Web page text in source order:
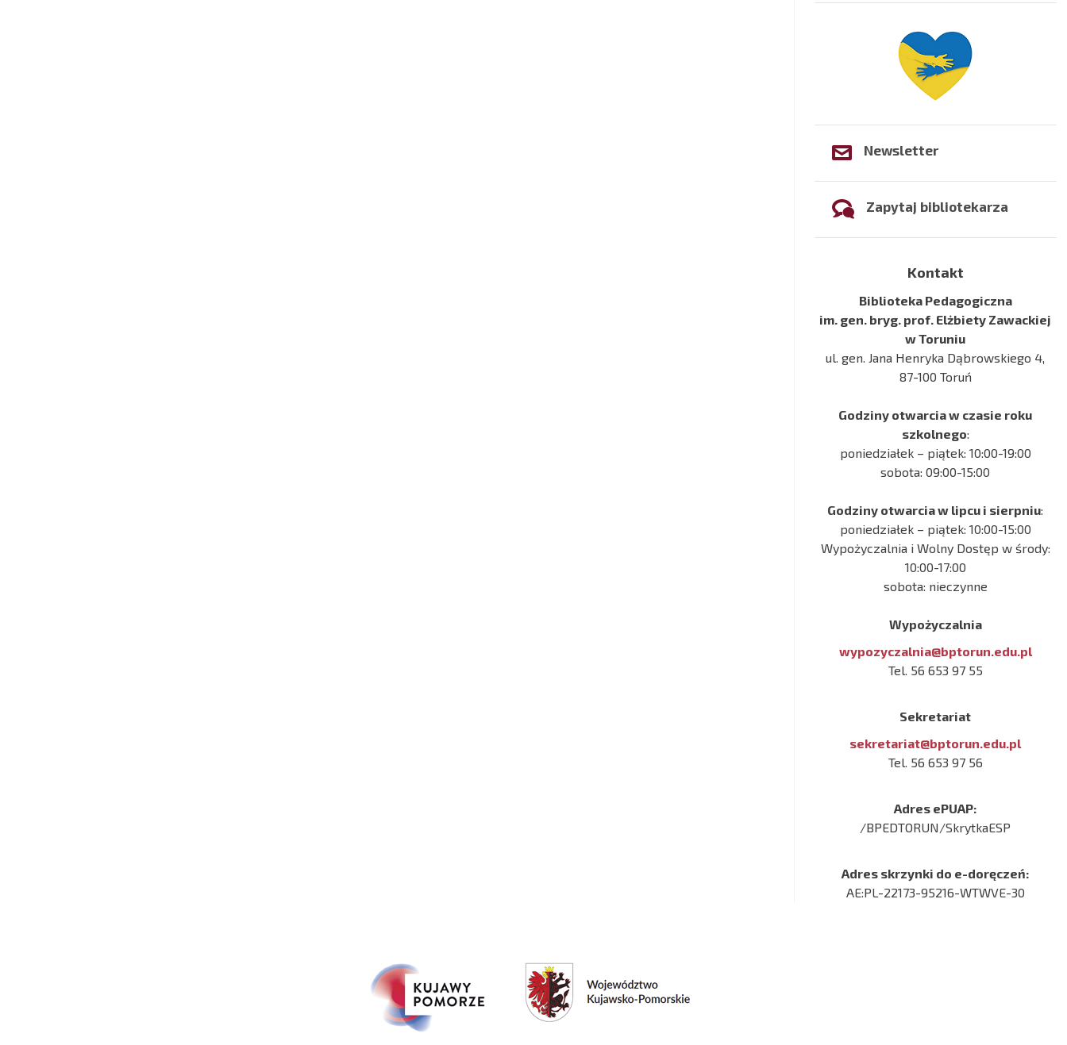
Newsletter
Zapytaj bibliotekarza
Kontakt
Biblioteka Pedagogiczna
im. gen. bryg. prof. Elżbiety Zawackiej
w Toruniu
ul. gen. Jana Henryka Dąbrowskiego 4,
87-100 Toruń
Godziny otwarcia w czasie roku
szkolnego:
poniedziałek – piątek: 10:00-19:00
sobota: 09:00-15:00
Godziny otwarcia w lipcu i sierpniu:
poniedziałek – piątek: 10:00-15:00
Wypożyczalnia i Wolny Dostęp w środy:
10:00-17:00
sobota: nieczynne
Wypożyczalnia
wypozyczalnia@bptorun.edu.pl
Tel. 56 653 97 55
Sekretariat
sekretariat@bptorun.edu.pl
Tel. 56 653 97 56
Adres ePUAP:
/BPEDTORUN/SkrytkaESP
Adres skrzynki do e-doręczeń:
AE:PL-22173-95216-WTWVE-30